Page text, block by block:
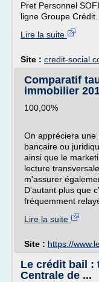
Pret Personnel
ligne Groupe Crédit...
Lire la suite
Site : credit-
Comparatif
immobilier
100,00%
On appréciera une
bancaire ou
ainsi que le
lecture
m'assurer
D'autant plus que
fréquemment
Lire la suite
Site : https://
Le crédit bail :
Centrale de ...